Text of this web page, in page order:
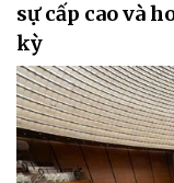
sự cấp cao và
kỳ